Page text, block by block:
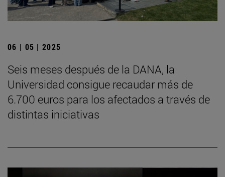
06 | 05 | 2025
Seis meses después de la DANA, la
Universidad consigue recaudar más de
6.700 euros para los afectados a través de
distintas iniciativas